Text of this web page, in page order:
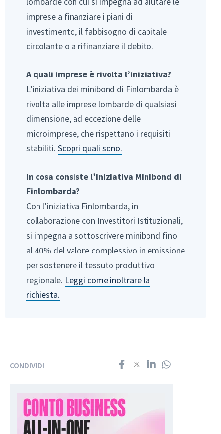
imprese a finanziare i piani di
investimento, il fabbisogno di capitale
circolante o a rifinanziare il debito.
A quali imprese è rivolta l’iniziativa?
L’iniziativa dei minibond di Finlombarda è
rivolta alle imprese lombarde di qualsiasi
dimensione, ad eccezione delle
microimprese, che rispettano i requisiti
stabiliti. Scopri quali sono.
In cosa consiste l’iniziativa Minibond di
Finlombarda?
Con l’iniziativa Finlombarda, in
collaborazione con Investitori Istituzionali,
si impegna a sottoscrivere minibond fino
al 40% del valore complessivo in emissione
per sostenere il tessuto produttivo
regionale. Leggi come inoltrare la
richiesta.
CONDIVIDI